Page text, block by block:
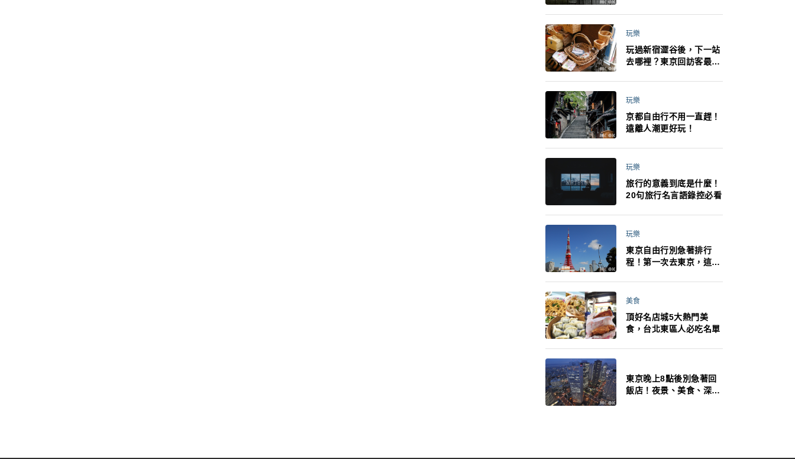
法！
玩樂
玩過新宿澀谷後，下一站
去哪裡？東京回訪客最推
玩樂
京都自由行不用一直趕！
遠離人潮更好玩！
玩樂
旅行的意義到底是什麼！
20句旅行名言語錄控必看
玩樂
東京自由行別急著排行
程！第一次去東京，這10
美食
頂好名店城5大熱門美
食，台北東區人必吃名單
東京晚上8點後別急著回
飯店！夜景、美食、深夜